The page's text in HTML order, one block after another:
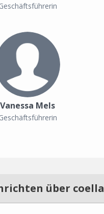
Vanessa Mels
über coella